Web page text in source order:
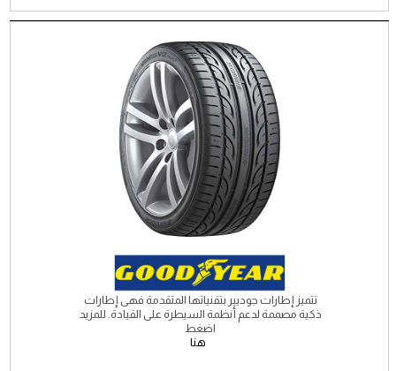
تتميز إطارات جوديير بتقنياتها المتقدمة فهى إطارات
ذكية مصممة لدعم أنظمة السيطرة على القيادة. للمزيد
اضغط
هنا